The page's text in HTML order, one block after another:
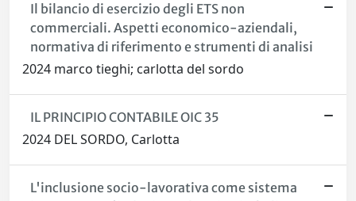
Il bilancio di esercizio degli ETS non
commerciali. Aspetti economico-aziendali,
normativa di riferimento e strumenti di analisi
2024 marco tieghi; carlotta del sordo
IL PRINCIPIO CONTABILE OIC 35
2024 DEL SORDO, Carlotta
L'inclusione socio-lavorativa come sistema